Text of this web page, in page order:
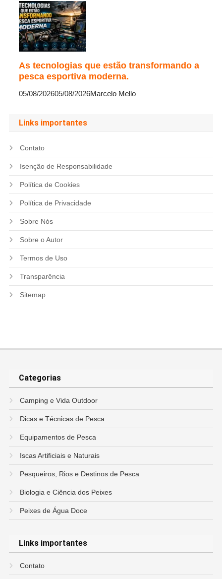
As tecnologias que estão transformando a
pesca esportiva moderna.
05/08/202605/08/2026Marcelo Mello
Links importantes
Contato
Isenção de Responsabilidade
Política de Cookies
Política de Privacidade
Sobre Nós
Sobre o Autor
Termos de Uso
Transparência
Sitemap
Categorias
Camping e Vida Outdoor
Dicas e Técnicas de Pesca
Equipamentos de Pesca
Iscas Artificiais e Naturais
Pesqueiros, Rios e Destinos de Pesca
Biologia e Ciência dos Peixes
Peixes de Água Doce
Links importantes
Contato